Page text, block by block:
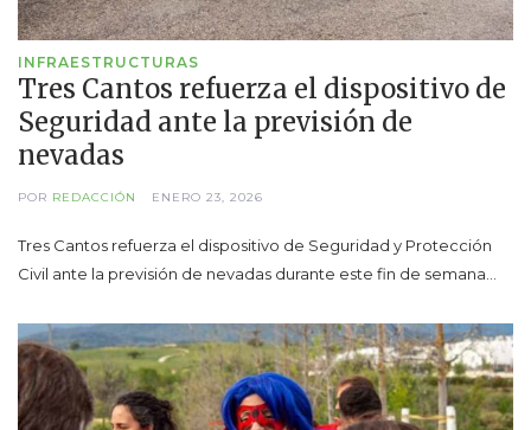
INFRAESTRUCTURAS
Tres Cantos refuerza el dispositivo de
Seguridad ante la previsión de
nevadas
POR REDACCIÓN ENERO 23, 2026
Tres Cantos refuerza el dispositivo de Seguridad y Protección
Civil ante la previsión de nevadas durante este fin de semana…